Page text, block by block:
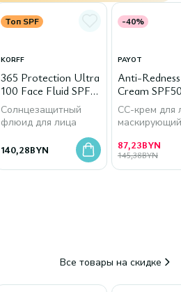
Топ SPF
KORFF
365 Protection Ultra
100 Face Fluid SPF
50+
Солнцезащитный
флюид для лица
140,28BYN
-40%
PAYOT
Anti-
Cream
СС-крем для
маскирующий
87,23BYN
145,38BYN
Все товары на скидке